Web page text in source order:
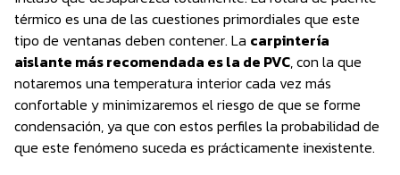
térmico es una de las cuestiones primordiales que este
tipo de ventanas deben contener. La carpintería
aislante más recomendada es la de PVC, con la que
notaremos una temperatura interior cada vez más
confortable y minimizaremos el riesgo de que se forme
condensación, ya que con estos perfiles la probabilidad de
que este fenómeno suceda es prácticamente inexistente.